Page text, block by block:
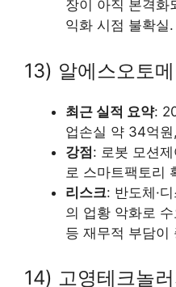
장이 아직 본격화
익화 시점 불확실.
13) 알에스오토
최근 실적 요약:
업손실 약 34억
강점: 로봇 모션
로 스마트팩토리
리스크: 반도체·
의 업황 악화로
등 재무적 부담이
14) 고영테크놀